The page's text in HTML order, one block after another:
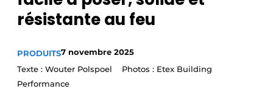
Podcasts
S’inscrire à l’événement
S’inscrire
résistante au feu
PRODUITS7 novembre 2025
Texte : Wouter Polspoel Photos : Etex Building
Performance